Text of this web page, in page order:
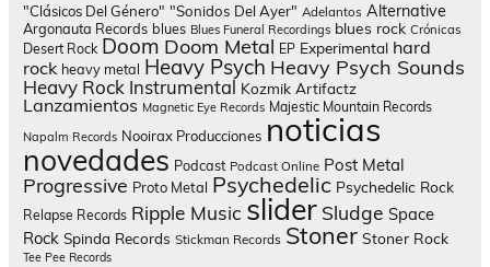
"Clásicos Del Género" "Sonidos Del Ayer" Adelantos Alternative
Argonauta Records blues Blues Funeral Recordings blues rock Crónicas
Desert Rock Doom Doom Metal EP Experimental hard
rock heavy metal Heavy Psych Heavy Psych Sounds
Heavy Rock Instrumental Kozmik Artifactz
Lanzamientos Magnetic Eye Records Majestic Mountain Records
Napalm Records Nooirax Producciones noticias
novedades Podcast Podcast Online Post Metal
Progressive Proto Metal Psychedelic Psychedelic Rock
Relapse Records Ripple Music slider Sludge Space
Rock Spinda Records Stickman Records Stoner Stoner Rock
Tee Pee Records